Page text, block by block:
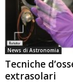
News di Astronomia
Tecniche
extrasolari